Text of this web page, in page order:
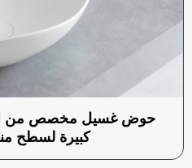
حوض غسيل مخصص من
كبيرة لسطح